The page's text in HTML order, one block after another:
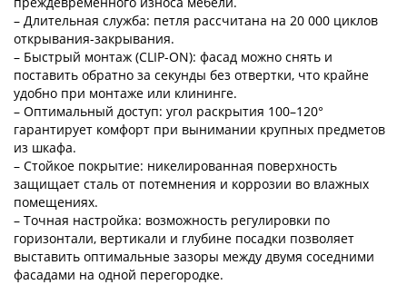
– Длительная служба: петля рассчитана на 20 000 циклов
открывания-закрывания.
– Быстрый монтаж (CLIP-ON): фасад можно снять и
поставить обратно за секунды без отвертки, что крайне
удобно при монтаже или клининге.
– Оптимальный доступ: угол раскрытия 100–120°
гарантирует комфорт при вынимании крупных предметов
из шкафа.
– Стойкое покрытие: никелированная поверхность
защищает сталь от потемнения и коррозии во влажных
помещениях.
– Точная настройка: возможность регулировки по
горизонтали, вертикали и глубине посадки позволяет
выставить оптимальные зазоры между двумя соседними
фасадами на одной перегородке.